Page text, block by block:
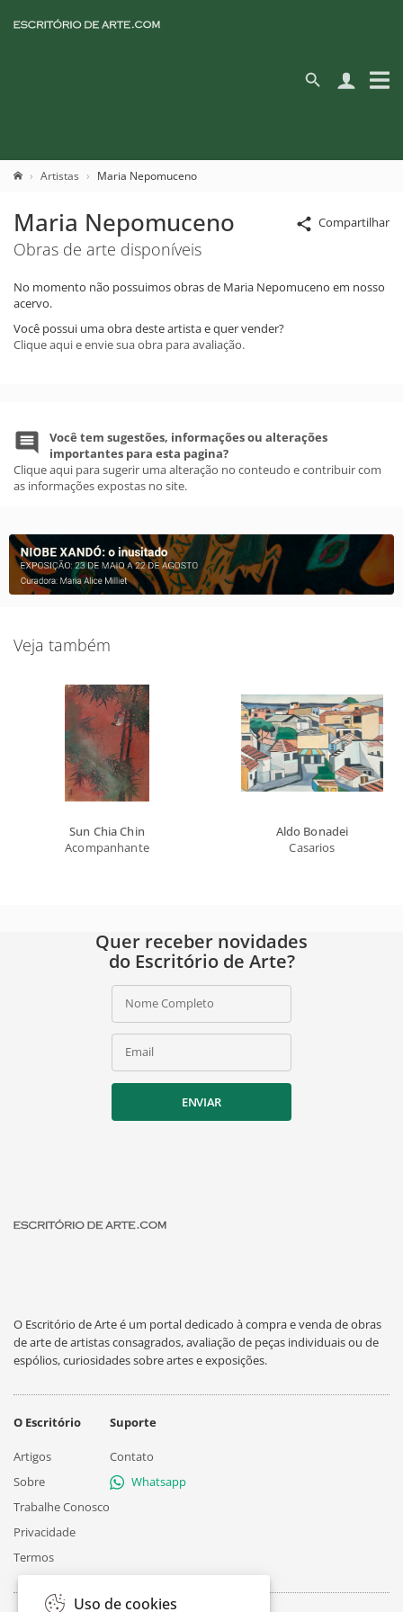
Artistas Maria Nepomuceno
Compartilhar
Maria Nepomuceno
Obras de arte disponíveis
No momento não possuimos obras de Maria Nepomuceno em nosso
acervo.
Você possui uma obra deste artista e quer vender?
Clique aqui e envie sua obra para avaliação.
Você tem sugestões, informações ou alterações
importantes para esta pagina?
Clique aqui para sugerir uma alteração no conteudo e contribuir com
as informações expostas no site.
Veja também
Sun Chia Chin
Acompanhante
Aldo Bonadei
Casarios
Quer receber novidades
do Escritório de Arte?
Nome Completo
Email
ENVIAR
O Escritório de Arte é um portal dedicado à compra e venda de obras
de arte de artistas consagrados, avaliação de peças individuais ou de
espólios, curiosidades sobre artes e exposições.
O Escritório
Artigos
Sobre
Trabalhe Conosco
Privacidade
Termos
Suporte
Contato
Whatsapp
Uso de cookies